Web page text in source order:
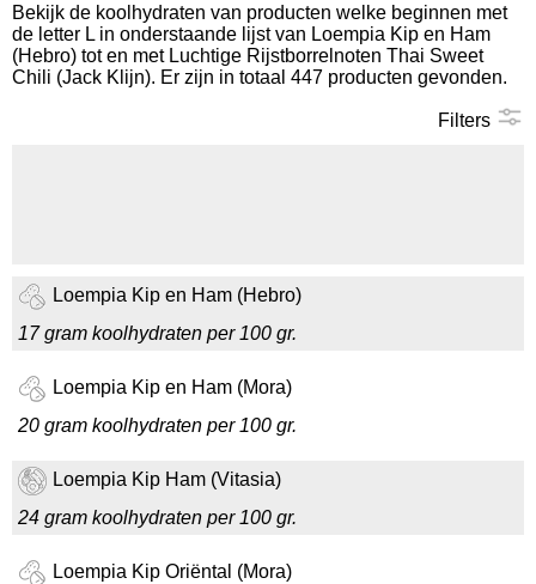
Koolhydraten tellen
Bekijk de koolhydraten van producten welke beginnen met
de letter L in onderstaande lijst van Loempia Kip en Ham
(Hebro) tot en met Luchtige Rijstborrelnoten Thai Sweet
Chili (Jack Klijn). Er zijn in totaal 447 producten gevonden.
Filters
Loempia Kip en Ham (Hebro)
17 gram koolhydraten per 100 gr.
Loempia Kip en Ham (Mora)
20 gram koolhydraten per 100 gr.
Loempia Kip Ham (Vitasia)
24 gram koolhydraten per 100 gr.
Loempia Kip Oriëntal (Mora)